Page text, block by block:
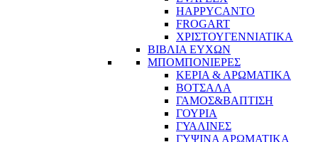
HAPPYCANTO
FROGART
ΧΡΙΣΤΟΥΓΕΝΝΙΑΤΙΚΑ
ΒΙΒΛΙΑ ΕΥΧΩΝ
ΜΠΟΜΠΟΝΙΕΡΕΣ
ΚΕΡΙΑ & ΑΡΩΜΑΤΙΚΑ
ΒΟΤΣΑΛΑ
ΓΑΜΟΣ&ΒΑΠΤΙΣΗ
ΓΟΥΡΙΑ
ΓΥΑΛΙΝΕΣ
ΓΥΨΙΝΑ ΑΡΩΜΑΤΙΚΑ